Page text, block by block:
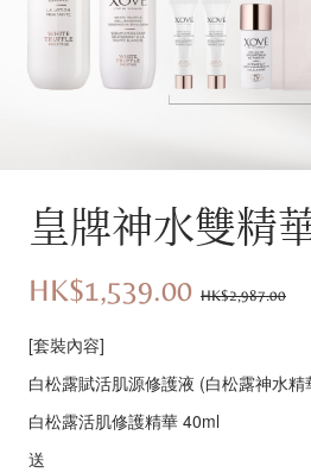
皇牌神水雙精
優
HK$1,539.00 價
HK$2,987.00
[套裝內容]
白松露賦活肌源修護液 (白松露神水精
白松露活肌修護精華 40ml
送